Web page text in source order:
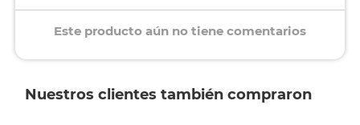
Este producto aún no tiene comentarios
Nuestros clientes también compraron